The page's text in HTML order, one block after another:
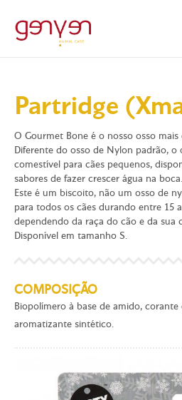
Partridge
O Gourmet Bone é o nosso osso
Diferente do osso de Nylon padrão, o
comestível para cães pequenos,
sabores de fazer crescer água na boca.
Este é um biscoito, não um osso de
para todos os cães durando entre 15
dependendo da raça do cão e da sua
Disponível em tamanho S.
COMPOSIÇÃO
Biopolímero à base de amido,
aromatizante sintético.